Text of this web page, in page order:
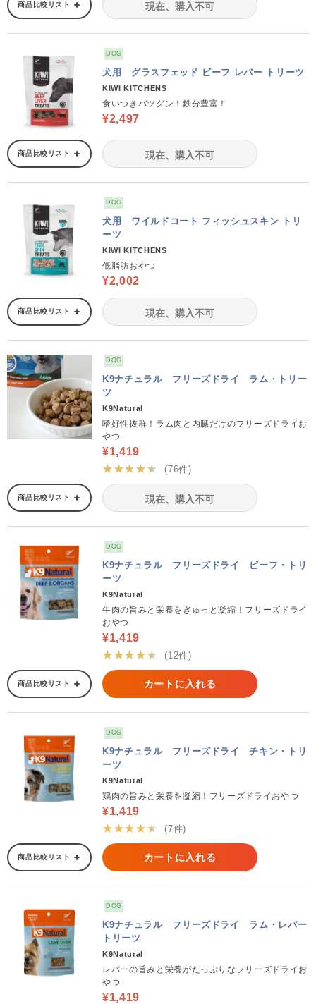
商品比較リスト 現在、購入不可
DOG
犬用 グラスフェッド ビーフ レバー トリーツ
KIWI KITCHENS
食いつきバツグン！鉄分豊富！
¥2,497
商品比較リスト 現在、購入不可
DOG
犬用 ワイルドコート フィッシュスキン トリ
ーツ
KIWI KITCHENS
低脂肪おやつ
¥2,002
商品比較リスト 現在、購入不可
DOG
K9ナチュラル フリーズドライ ラム・トリー
ツ
K9Natural
嗜好性抜群！ラム肉と内臓だけのフリーズドライお
やつ
¥1,419
★★★★★
(76件)
商品比較リスト 現在、購入不可
DOG
K9ナチュラル フリーズドライ ビーフ・トリ
ーツ
K9Natural
牛肉の旨みと栄養をぎゅっと凝縮！フリーズドライ
おやつ
¥1,419
★★★★★
(12件)
商品比較リスト カートに入れる
DOG
K9ナチュラル フリーズドライ チキン・トリ
ーツ
K9Natural
鶏肉の旨みと栄養を凝縮！フリーズドライおやつ
¥1,419
★★★★★
(7件)
商品比較リスト カートに入れる
DOG
K9ナチュラル フリーズドライ ラム・レバー
トリーツ
K9Natural
レバーの旨みと栄養がたっぷりなフリーズドライお
やつ
¥1,419